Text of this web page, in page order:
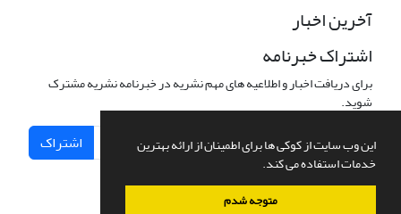
این وب سایت از کوکی ها برای اطمینان از ارائه بهترین
خدمات استفاده می کند.
متوجه شدم
آخرین اخبار
اشتراک خبرنامه
برای دریافت اخبار و اطلاعیه های مهم نشریه در خبرنامه نشریه مشترک
شوید.
اشتراک